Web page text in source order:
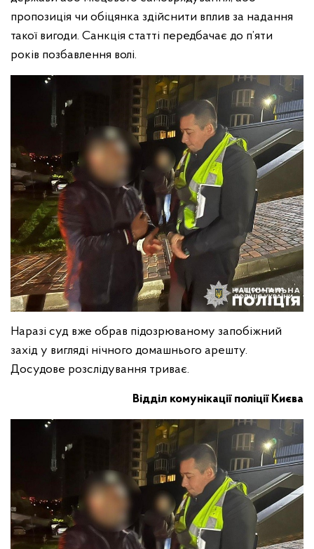
пропозиція чи обіцянка здійснити вплив за надання
такої вигоди. Санкція статті передбачає до п’яти
років позбавлення волі.
Наразі суд вже обрав підозрюваному запобіжний
захід у вигляді нічного домашнього арешту.
Досудове розслідування триває.
Відділ комунікації поліції Києва